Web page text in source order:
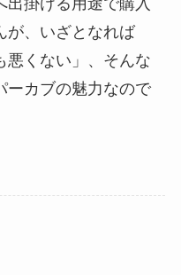
が、いざとなれば
悪くない」、そんな
ーカブの魅力なので